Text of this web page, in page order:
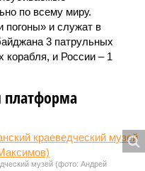
по всему миру.
погоны» и служат в
3 патрульных
корабля, и России – 1
платформа
музей (фото: Андрей